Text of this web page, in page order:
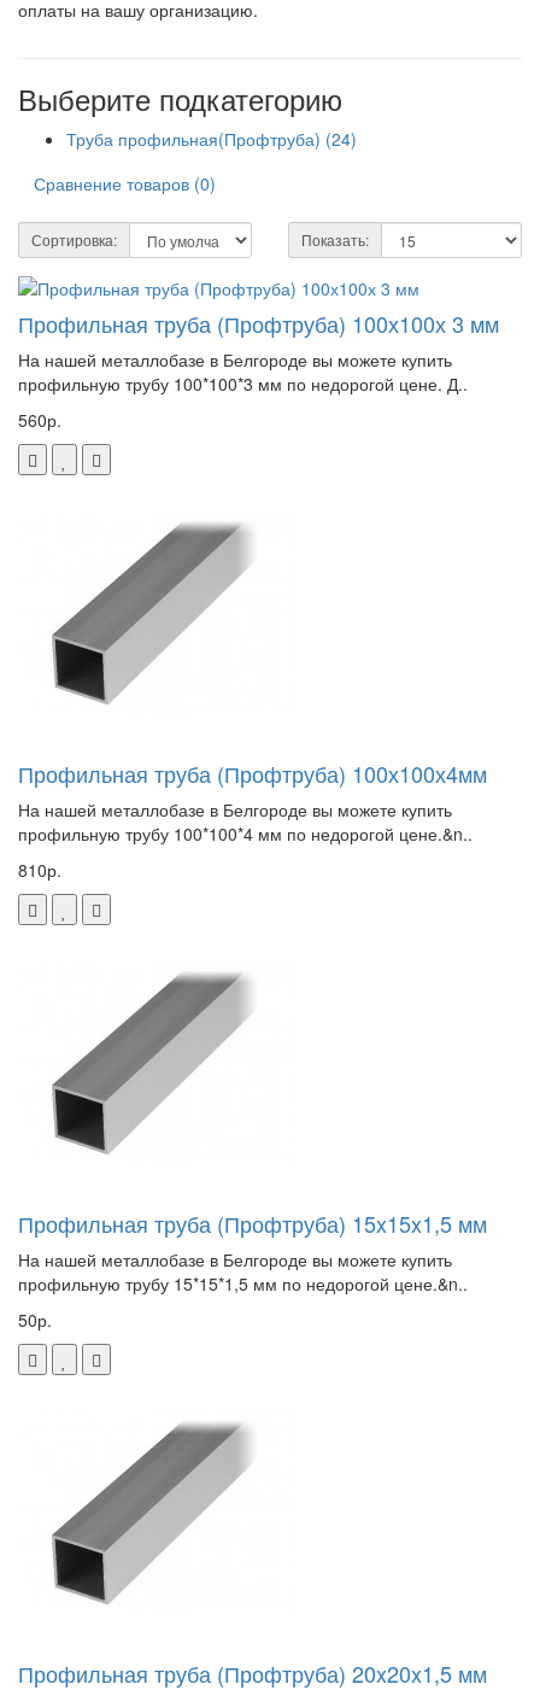
оплаты на вашу организацию.
Выберите подкатегорию
Труба профильная(Профтруба) (24)
Сравнение товаров (0)
Сортировка: Показать:
Профильная труба (Профтруба) 100х100х 3 мм
На нашей металлобазе в Белгороде вы можете купить
профильную трубу 100*100*3 мм по недорогой цене. Д..
560р.
Профильная труба (Профтруба) 100х100х4мм
На нашей металлобазе в Белгороде вы можете купить
профильную трубу 100*100*4 мм по недорогой цене.&n..
810р.
Профильная труба (Профтруба) 15x15x1,5 мм
На нашей металлобазе в Белгороде вы можете купить
профильную трубу 15*15*1,5 мм по недорогой цене.&n..
50р.
Профильная труба (Профтруба) 20x20x1,5 мм